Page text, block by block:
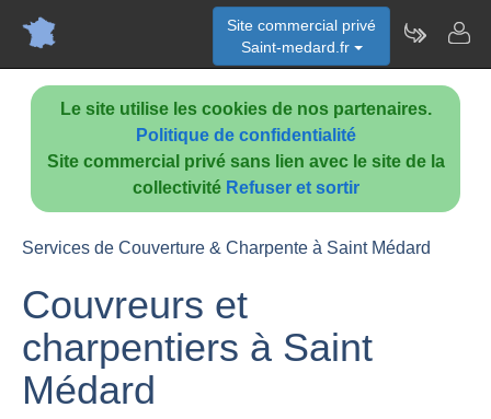
Le site utilise les cookies de nos partenaires.
Politique de confidentialité
Site commercial privé sans lien avec le site de la
collectivité Refuser et sortir
Site commercial privé
Saint-medard.fr
Services de Couverture & Charpente à Saint Médard
Couvreurs et
charpentiers à Saint
Médard